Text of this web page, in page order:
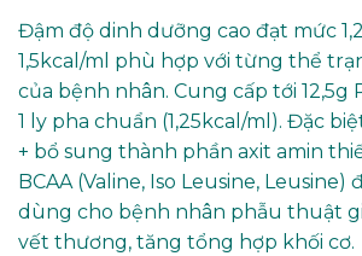
Đậm độ dinh dưỡng cao đạt mức
1,5kcal/ml phù hợp với từng thể
của bệnh nhân. Cung cấp tới
1 ly pha chuẩn (1,25kcal/ml). Đặc
+ bổ sung thành phần axit amin
BCAA (Valine, Iso Leusine,
dùng cho bệnh nhân phẫu thuật
vết thương, tăng tổng hợp khối cơ.